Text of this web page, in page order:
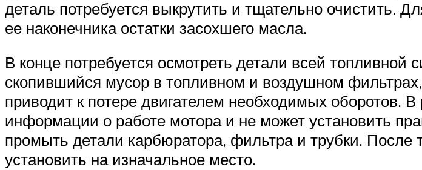
деталь потребуется выкрутить и тщательно очистить.
ее наконечника остатки засохшего масла.
В конце потребуется осмотреть детали всей
скопившийся мусор в топливном и воздушном
приводит к потере двигателем необходимых оборотов. В
информации о работе мотора и не может установить
промыть детали карбюратора, фильтра и трубки. После
установить на изначальное место.